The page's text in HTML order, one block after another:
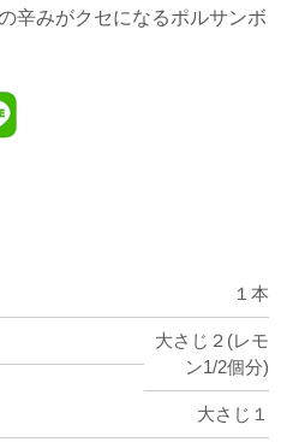
辛みがクセになるポルサンボ
１本
大さじ２(レモ
ン1/2個分)
大さじ１